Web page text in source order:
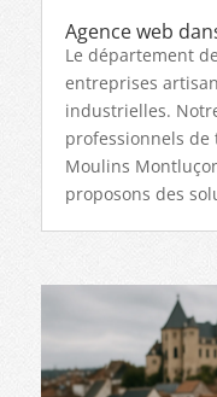
Agence web
Le département
entreprises
industrielles.
professionnels de
Moulins
proposons des